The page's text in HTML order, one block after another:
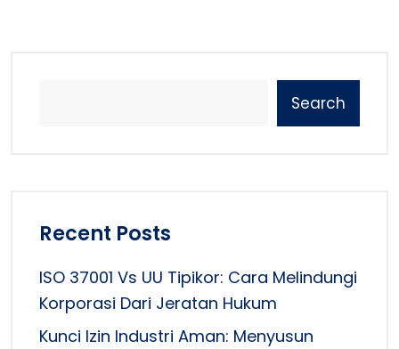
Search
Recent Posts
ISO 37001 Vs UU Tipikor: Cara Melindungi
Korporasi Dari Jeratan Hukum
Kunci Izin Industri Aman: Menyusun